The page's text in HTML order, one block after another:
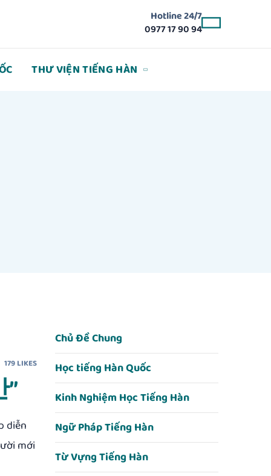
Hotline 24/7
0977 17 90 94
THƯ VIỆN TIẾNG HÀN
179LIKES
diễn
mới
Chủ Đề Chung
Học tiếng Hàn Quốc
Kinh Nghiệm Học Tiếng Hàn
Ngữ Pháp Tiếng Hàn
Từ Vựng Tiếng Hàn